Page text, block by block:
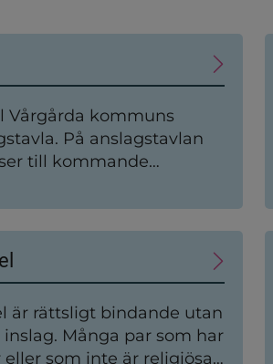
Vårgårda kommuns
På anslagstavlan
till kommande
är rättsligt bindande utan
Många par som har
som inte är religiösa